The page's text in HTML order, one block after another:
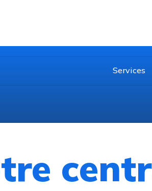
Services